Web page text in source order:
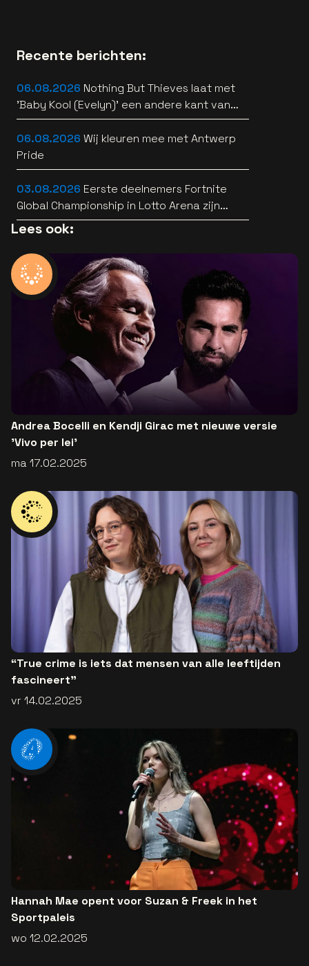
Recente berichten:
06.08.2026 Nothing But Thieves laat met
'Baby Kool (Evelyn)' een andere kant van
zich horen [video]
06.08.2026 Wij kleuren mee met Antwerp
Pride
03.08.2026 Eerste deelnemers Fortnite
Global Championship in Lotto Arena zijn
bekend
Lees ook:
Andrea Bocelli en Kendji Girac met nieuwe versie
'Vivo per lei'
ma 17.02.2025
“True crime is iets dat mensen van alle leeftijden
fascineert”
vr 14.02.2025
Hannah Mae opent voor Suzan & Freek in het
Sportpaleis
wo 12.02.2025